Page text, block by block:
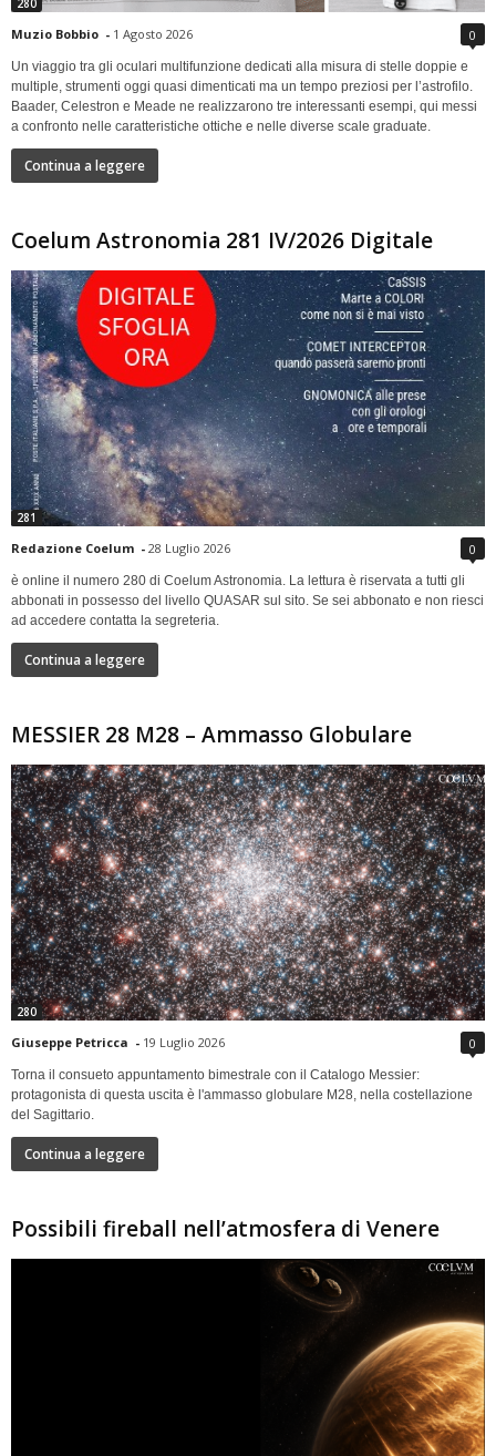
280
Muzio Bobbio - 1 Agosto 2026 0
Un viaggio tra gli oculari multifunzione dedicati alla misura di stelle doppie e
multiple, strumenti oggi quasi dimenticati ma un tempo preziosi per l’astrofilo.
Baader, Celestron e Meade ne realizzarono tre interessanti esempi, qui messi
a confronto nelle caratteristiche ottiche e nelle diverse scale graduate.
Continua a leggere
Coelum Astronomia 281 IV/2026 Digitale
281
Redazione Coelum - 28 Luglio 2026 0
è online il numero 280 di Coelum Astronomia. La lettura è riservata a tutti gli
abbonati in possesso del livello QUASAR sul sito. Se sei abbonato e non riesci
ad accedere contatta la segreteria.
Continua a leggere
MESSIER 28 M28 – Ammasso Globulare
280
Giuseppe Petricca - 19 Luglio 2026 0
Torna il consueto appuntamento bimestrale con il Catalogo Messier:
protagonista di questa uscita è l'ammasso globulare M28, nella costellazione
del Sagittario.
Continua a leggere
Possibili fireball nell’atmosfera di Venere